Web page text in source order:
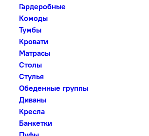
Гардеробные
Комоды
Тумбы
Кровати
Матрасы
Столы
Стулья
Обеденные группы
Диваны
Кресла
Банкетки